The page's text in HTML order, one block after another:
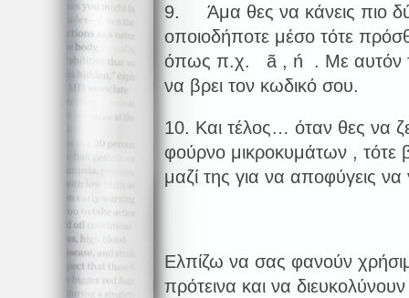
9. Άμα θες να κάνεις πιο
οποιoδήποτε μέσο τότε
όπως π.χ. ã , ń . Με αυτόν
να βρει τον κωδικό σου.
10. Και τέλος… όταν θες να
φούρνο μικροκυμάτων , τότε
μαζί της για να αποφύγεις να
Ελπίζω να σας φανούν
πρότεινα και να